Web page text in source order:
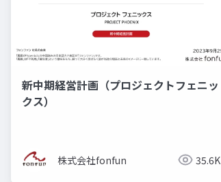
新中期経営計画（プロジェクトフェニッ
クス）
株式会社fonfun 35.6K